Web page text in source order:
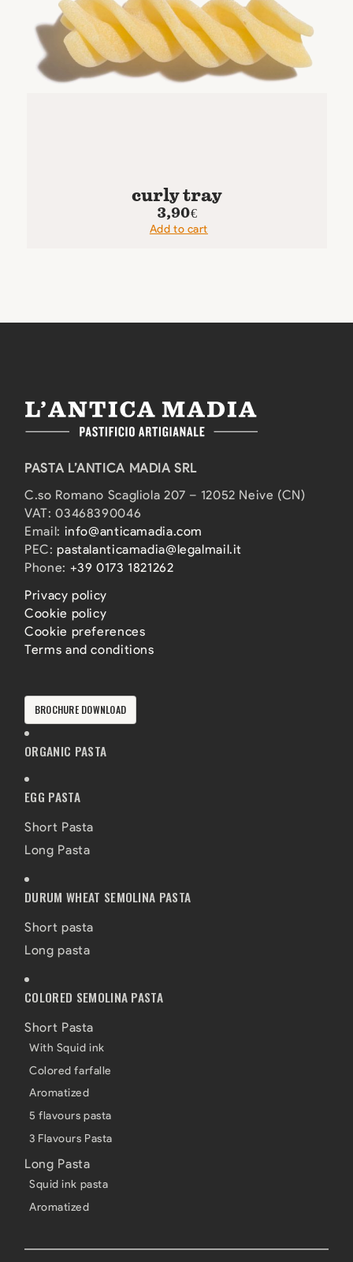
curly tray
3,90€
Add to cart
PASTA L’ANTICA MADIA SRL
C.so Romano Scagliola 207 – 12052 Neive (CN)
VAT: 03468390046
Email: info@anticamadia.com
PEC:pastalanticamadia@legalmail.it
Phone: +39 0173 1821262
Privacy policy
Cookie policy
Cookie preferences
Terms and conditions
BROCHURE DOWNLOAD
ORGANIC PASTA
EGG PASTA
Short Pasta
Long Pasta
DURUM WHEAT SEMOLINA PASTA
Short pasta
Long pasta
COLORED SEMOLINA PASTA
Short Pasta
With Squid ink
Colored farfalle
Aromatized
5 flavours pasta
3 Flavours Pasta
Long Pasta
Squid ink pasta
Aromatized